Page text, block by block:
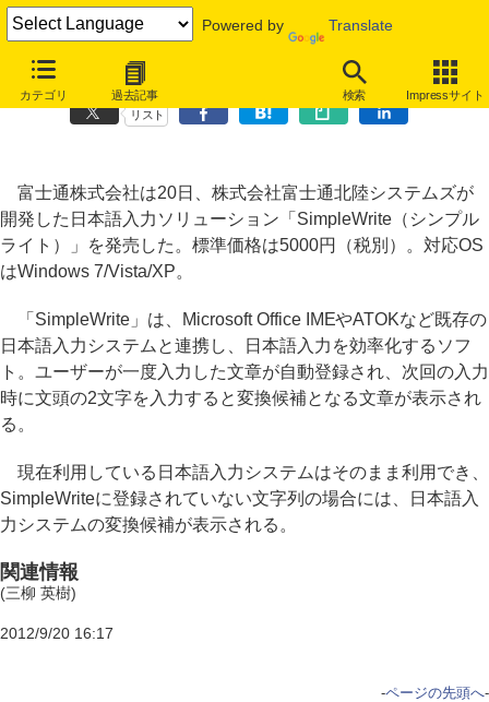
Powered by Translate
カテゴリ 過去記事 検索 Impressサイト
富士通、日本語入力支援ソフト「SimpleWrite」発売
リスト
富士通株式会社は20日、株式会社富士通北陸システムズが
開発した日本語入力ソリューション「SimpleWrite（シンプル
ライト）」を発売した。標準価格は5000円（税別）。対応OS
はWindows 7/Vista/XP。
「SimpleWrite」は、Microsoft Office IMEやATOKなど既存の
日本語入力システムと連携し、日本語入力を効率化するソフ
ト。ユーザーが一度入力した文章が自動登録され、次回の入力
時に文頭の2文字を入力すると変換候補となる文章が表示され
る。
現在利用している日本語入力システムはそのまま利用でき、
SimpleWriteに登録されていない文字列の場合には、日本語入
力システムの変換候補が表示される。
関連情報
(三柳 英樹)
2012/9/20 16:17
-ページの先頭へ-